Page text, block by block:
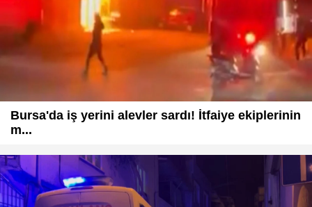
Bursa'da iş yerini alevler sardı! İtfaiye ekiplerinin
m...